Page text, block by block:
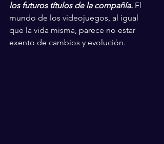
los futuros títulos de la compañía. El
mundo de los videojuegos, al igual
que la vida misma, parece no estar
exento de cambios y evolución.